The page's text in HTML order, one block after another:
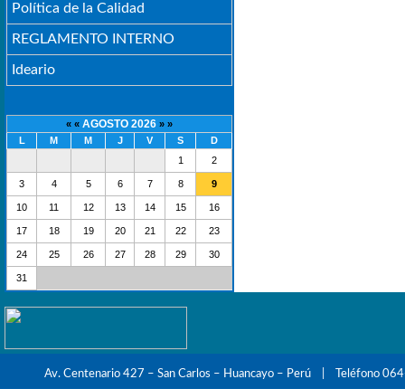
Política de la Calidad
REGLAMENTO INTERNO
Ideario
« « AGOSTO 2026 » »
L
M M J V S
D
1
2
3 4 5 6 7 8 9
10 11 12 13 14 15 16
17 18 19 20 21 22 23
24 25 26 27 28 29 30
31
Av. Centenario 427 – San Carlos – Huancayo – Perú | Teléfono